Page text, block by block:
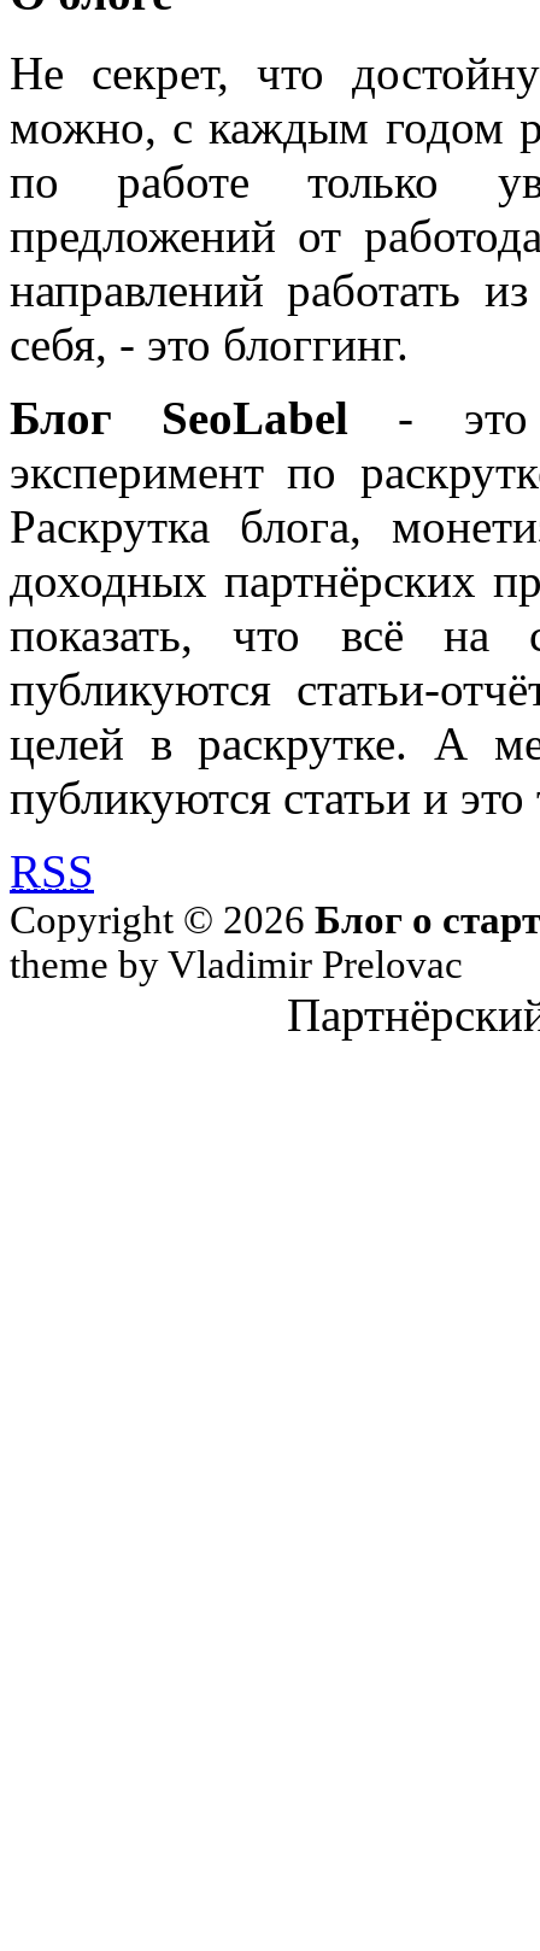
Не секрет, что
можно, с каждым годом
по работе только
предложений от
направлений работать
себя, - это блоггинг.
Блог SeoLabel - это
эксперимент по
Раскрутка блога,
доходных партнёрских
показать, что всё на
публикуются статьи-
целей в раскрутке. А
публикуются статьи и
RSS
Copyright © 2026 Блог о
theme by Vladimir Prelovac